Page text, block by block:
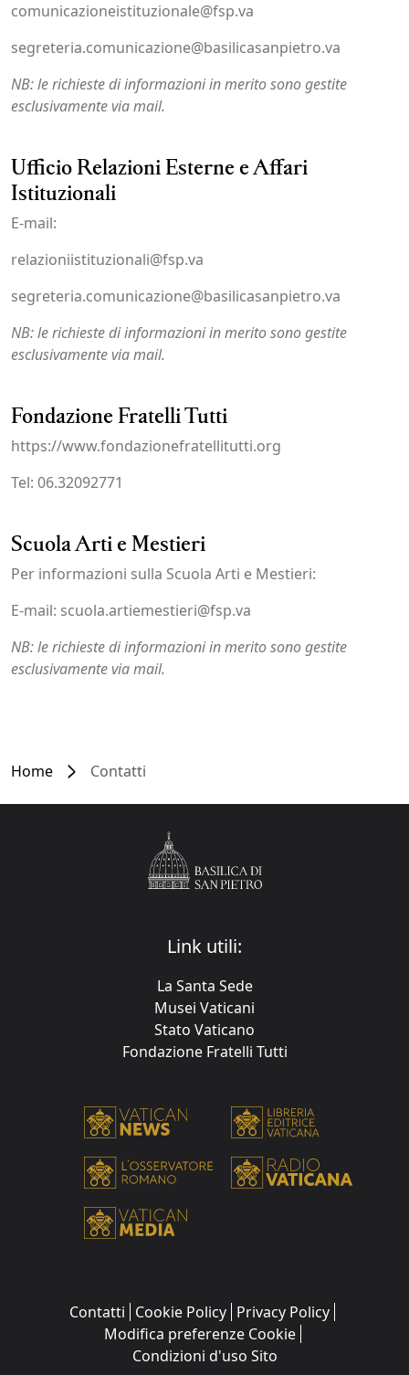
comunicazioneistituzionale@fsp.va
segreteria.comunicazione@basilicasanpietro.va
NB: le richieste di informazioni in merito sono gestite
esclusivamente via mail.
Ufficio Relazioni Esterne e Affari
Istituzionali
E-mail:
relazioniistituzionali@fsp.va
segreteria.comunicazione@basilicasanpietro.va
NB: le richieste di informazioni in merito sono gestite
esclusivamente via mail.
Fondazione Fratelli Tutti
https://www.fondazionefratellitutti.org
Tel: 06.32092771
Scuola Arti e Mestieri
Per informazioni sulla Scuola Arti e Mestieri:
E-mail: scuola.artiemestieri@fsp.va
NB: le richieste di informazioni in merito sono gestite
esclusivamente via mail.
Home Contatti
Link utili:
La Santa Sede
Musei Vaticani
Stato Vaticano
Fondazione Fratelli Tutti
Contatti Cookie Policy Privacy Policy
Modifica preferenze Cookie
Condizioni d'uso Sito